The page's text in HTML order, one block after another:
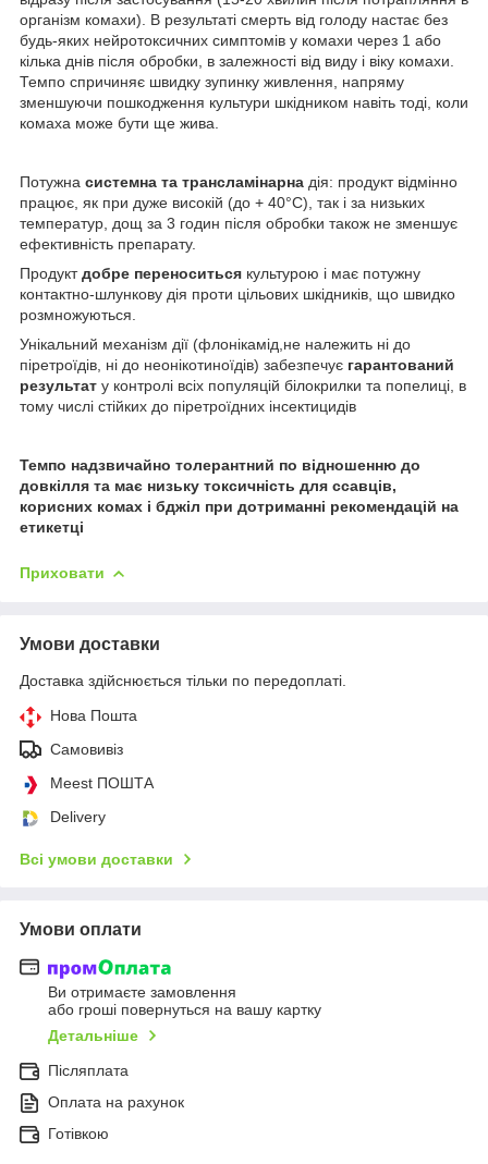
організм комахи). В результаті смерть від голоду настає без
будь-яких нейротоксичних симптомів у комахи через 1 або
кілька днів після обробки, в залежності від виду і віку комахи.
Темпо спричиняє швидку зупинку живлення, напряму
зменшуючи пошкодження культури шкідником навіть тоді, коли
комаха може бути ще жива.
Потужна системна та трансламінарна дія: продукт відмінно
працює, як при дуже високій (до + 40°C), так і за низьких
температур, дощ за 3 годин після обробки також не зменшує
ефективність препарату.
Продуктдобре переноситься культурою і має потужну
контактно-шлункову дія проти цільових шкідників, що швидко
розмножуються.
Унікальний механізм дії (флонікамід,не належить ні до
піретроїдів, ні до неонікотиноїдів) забезпечує гарантований
результат у контролі всіх популяцій білокрилки та попелиці, в
тому числі стійких до піретроїдних інсектицидів
Темпо надзвичайно толерантний по відношенню до
довкілля та має низьку токсичність для ссавців,
корисних комах і бджіл при дотриманні рекомендацій на
етикетці
Приховати
Умови доставки
Доставка здійснюється тільки по передоплаті.
Нова Пошта
Самовивіз
Meest ПОШТА
Delivery
Всі умови доставки
Умови оплати
Ви отримаєте замовлення
або гроші повернуться на вашу картку
Детальніше
Післяплата
Оплата на рахунок
Готівкою